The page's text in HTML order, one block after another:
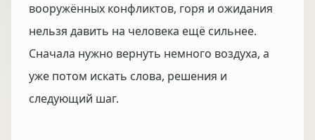
вооружённых конфликтов, горя и ожидания
нельзя давить на человека ещё сильнее.
Сначала нужно вернуть немного воздуха, а
уже потом искать слова, решения и
следующий шаг.